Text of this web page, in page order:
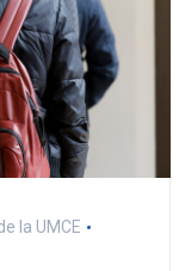
la UMCE